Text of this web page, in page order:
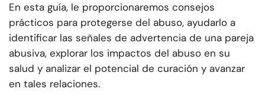
En esta guía, le proporcionaremos consejos
prácticos para protegerse del abuso, ayudarlo a
identificar las señales de advertencia de una pareja
abusiva, explorar los impactos del abuso en su
salud y analizar el potencial de curación y avanzar
en tales relaciones.